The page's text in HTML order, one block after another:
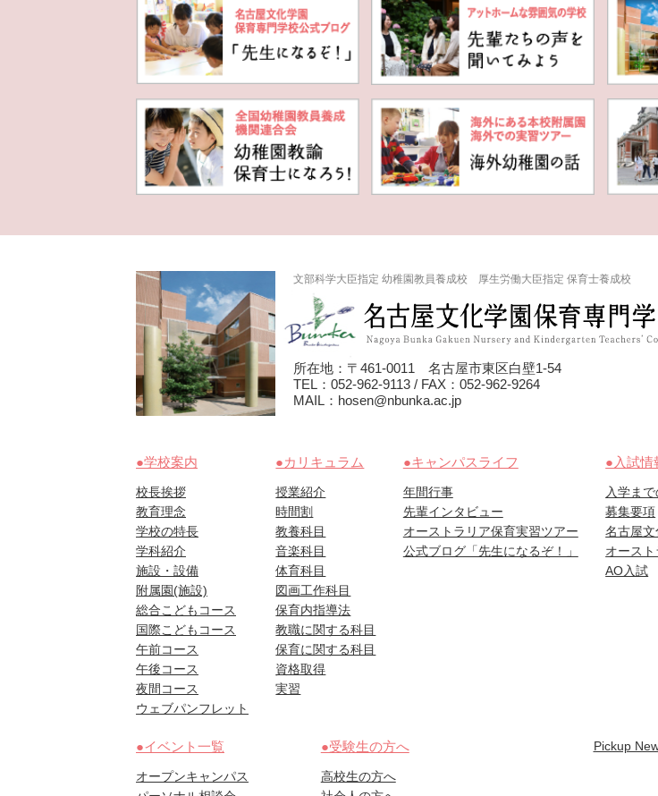
文部科学大臣指定 幼稚園教員養成校 厚生労働大臣指定 保育士養成校
所在地：〒461-0011 名古屋市東区白壁1-54
TEL：052-962-9113 / FAX：052-962-9264
MAIL：hosen@nbunka.ac.jp
●学校案内
校長挨拶
教育理念
学校の特長
学科紹介
施設・設備
附属園(施設)
総合こどもコース
国際こどもコース
午前コース
午後コース
夜間コース
ウェブパンフレット
●カリキュラム
授業紹介
時間割
教養科目
音楽科目
体育科目
図画工作科目
保育内指導法
教職に関する科目
保育に関する科目
資格取得
実習
●キャンパスライフ
年間行事
先輩インタビュー
オーストラリア保育実習ツアー
公式ブログ「先生になるぞ！」
●入試情
入学ま
募集要項
名古屋
オース
AO入試
●イベント一覧
オープンキャンパス
●受験生の方へ
高校生の方へ
Pickup